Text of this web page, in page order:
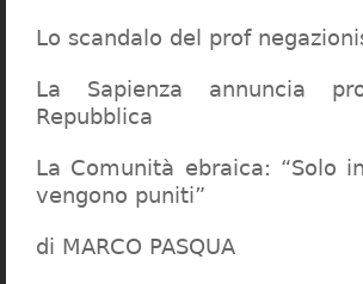
Lo scandalo del prof
La Sapienza annuncia
Repubblica
La Comunità ebraica: “Solo
vengono puniti”
di MARCO PASQUA